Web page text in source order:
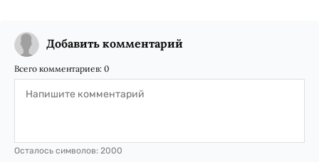
Добавить комментарий
Всего комментариев: 0
Осталось символов: 2000